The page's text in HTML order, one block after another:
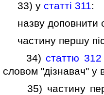
33) у статтi 311:
назву доповнити
частину першу
34) статтю 312
словом "дiзнавач" у
35) частину